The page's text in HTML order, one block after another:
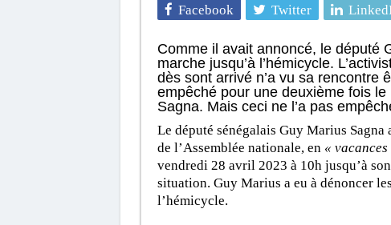
Facebook Twitter
Comme il avait annoncé, le député
marche jusqu’à l’hémicycle.
dès sont arrivé n’a vu sa rencontre
empêché pour une deuxième fois
Sagna. Mais ceci ne l’a pas
Le député sénégalais Guy Marius
de l’Assemblée nationale, en « vacances
vendredi 28 avril 2023 à 10h jusqu’à
situation. Guy Marius a eu à dénoncer
l’hémicycle.